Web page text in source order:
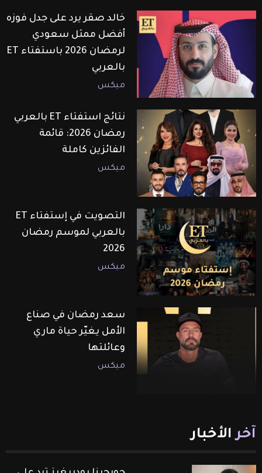
خالد صقر يرد على جدل فوزه
أفضل ممثل سعودي
لرمضان 2026 باستفتاء ET
بالعربي
ميكس
نتائج استفتاء ET بالعربي
رمضان 2026: قائمة
الفائزين كاملة
ميكس
التصويت في إستفتاء ET
بالعربي لموسم رمضان
2026
ميكس
سعد رمضان في صناع
الأمل يغيّر حياة ماري
وعائلتها
ميكس
آخر الأخبار